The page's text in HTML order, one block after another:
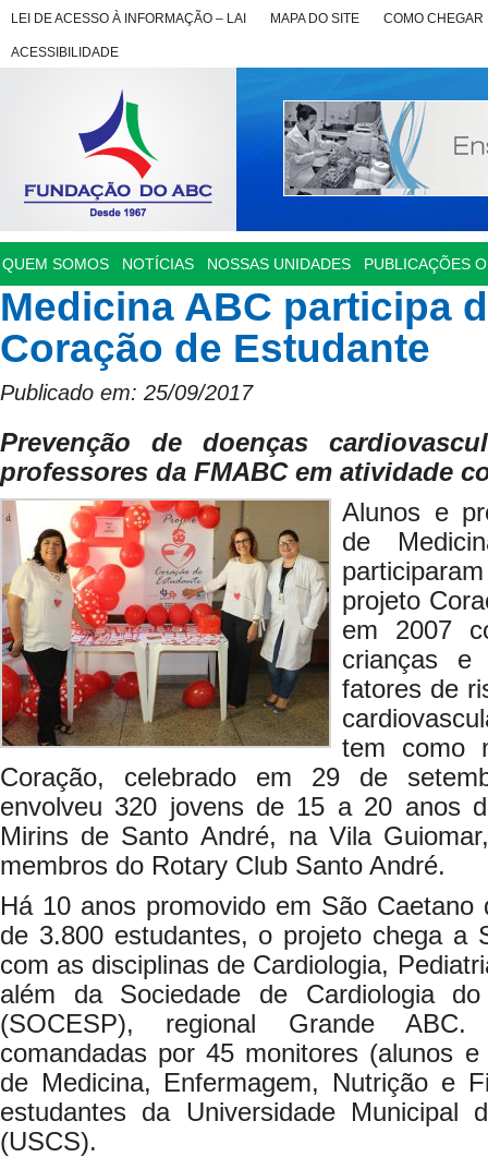
LEI DE ACESSO À INFORMAÇÃO – LAI MAPA DO SITE COMO CHEGAR
ACESSIBILIDADE
QUEM SOMOS NOTÍCIAS NOSSAS UNIDADES PUBLICAÇÕES
Medicina ABC participa
Coração de Estudante
Publicado em: 25/09/2017
Prevenção de doenças
professores da FMABC em atividade
Alunos e
de
projeto
em 2007
crianças e
fatores de
tem como
Coração, celebrado em 29 de
envolveu 320 jovens de 15 a 20 anos
Mirins de Santo André, na Vila
membros do Rotary Club Santo André.
Há 10 anos promovido em São Caetano
de 3.800 estudantes, o projeto chega a
com as disciplinas de Cardiologia,
além da Sociedade de Cardiologia
(SOCESP), regional Grande
comandadas por 45 monitores (alunos
de Medicina, Enfermagem, Nutrição e
estudantes da Universidade Municipal
(USCS).